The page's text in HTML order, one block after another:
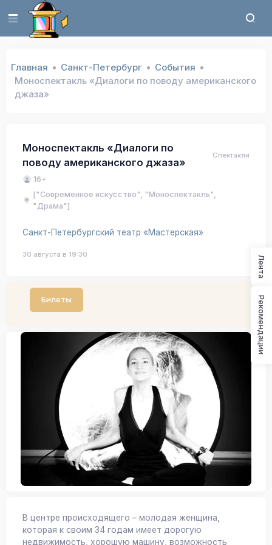
Главная Санкт-Петербург
События
Моноспектакль «Диалоги по поводу американского
джаза»
Моноспектакль «Диалоги по
поводу американского джаза»
Спектакли
16+
["Современное искусство", "Моноспектакль",
"Драма"]
Санкт-Петербургский театр «Мастерская»
30 августа в 19:30
Билеты
В центре происходящего – молодая женщина,
которая к своим 34 годам имеет дорогую
недвижимость, хорошую машину, возможность
Лента
Рекомендации